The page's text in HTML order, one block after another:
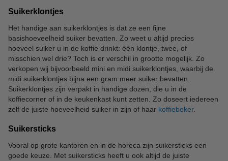
Suikerklontjes
Het handige aan suikerklontjes is dat ze een fijne
basishoeveelheid suiker bevatten. Zo weet u altijd precies
hoeveel suiker u in de koffie drinkt: één klontje, twee, of
misschien wel drie? Toch is er verschil in grootte mogelijk. Zo
verkopen wij bijvoorbeeld mini en midi suikerklontjes, waarbij de
midi suikerklontjes bijna een gram meer suiker bevatten.
Suikerklontjes zijn verpakt in handige dozen, die u in de
koffiecorner of in de keukenkast kunt zetten. Zo doseert iedereen
zelf de juiste hoeveelheid suiker in zijn of haar koffiebeker.
Suikersticks
Vooral op grote kantoren en in de horeca zijn suikersticks een
goede keuze. Met suikersticks heeft u ook altijd de juiste